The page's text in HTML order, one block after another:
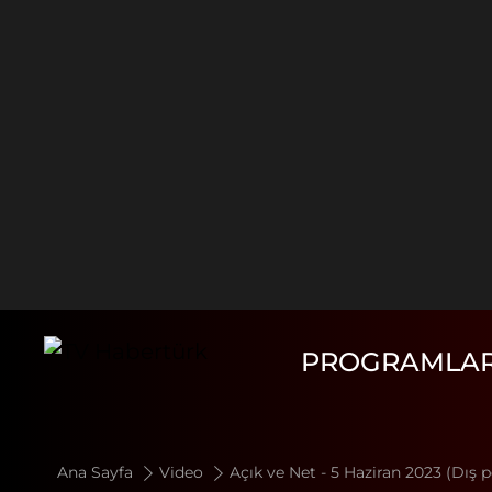
Ana Sayfa Video Açık ve Net - 5 Haziran 2023 (Dış